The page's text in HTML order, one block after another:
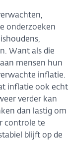
onderzoeken
Want als die
mensen hun
inflatie.
inflatie ook echt
verder kan
dan lastig om
controle te
blijft op de